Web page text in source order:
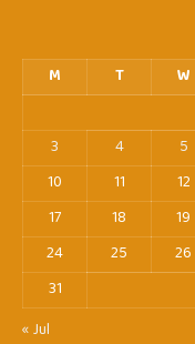
M
T W
3
4 5
10
11 12
17
18 19
24
25 26
31
« Jul